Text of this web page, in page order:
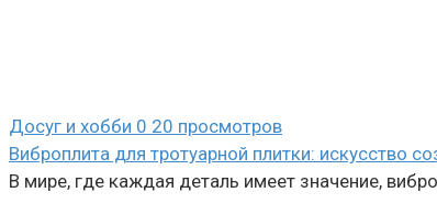
Досуг и хобби 0 20 просмотров
Виброплита для тротуарной плитки: искусство
В мире, где каждая деталь имеет значение,